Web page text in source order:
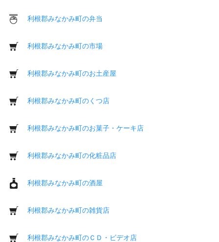
利根郡みなかみ町の弁当
利根郡みなかみ町の市場
利根郡みなかみ町のお土産屋
利根郡みなかみ町のくつ店
利根郡みなかみ町のお菓子・ケーキ店
利根郡みなかみ町の化粧品店
利根郡みなかみ町の酒屋
利根郡みなかみ町の雑貨店
利根郡みなかみ町のＣＤ・ビデオ店